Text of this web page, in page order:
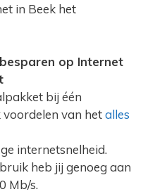
in Beek het
op Internet
bij één
voordelen van hetalles
internetsnelheid.
heb jij genoeg aan
Mb/s.